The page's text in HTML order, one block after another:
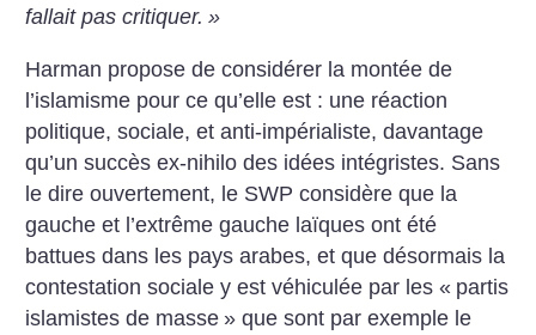
fallait pas critiquer. »
Harman propose de considérer la montée de
l’islamisme pour ce qu’elle est : une réaction
politique, sociale, et anti-impérialiste, davantage
qu’un succès ex-nihilo des idées intégristes. Sans
le dire ouvertement, le SWP considère que la
gauche et l’extrême gauche laïques ont été
battues dans les pays arabes, et que désormais la
contestation sociale y est véhiculée par les « partis
islamistes de masse » que sont par exemple le